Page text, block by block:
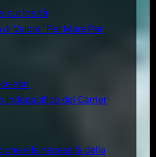
curiosità
Valore "Per Mare Per
Indopacifico del Carrier
e le necessità della